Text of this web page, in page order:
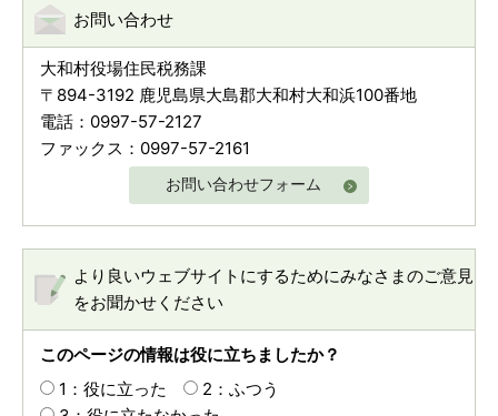
お問い合わせ
大和村役場住民税務課
〒894-3192 鹿児島県大島郡大和村大和浜100番地
電話：0997-57-2127
ファックス：0997-57-2161
お問い合わせフォーム
より良いウェブサイトにするためにみなさまのご意見
をお聞かせください
このページの情報は役に立ちましたか？
1：役に立った
2：ふつう